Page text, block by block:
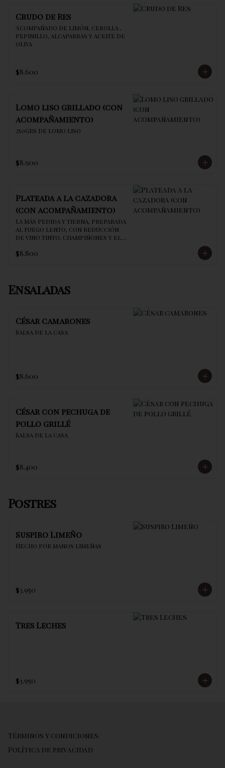
Crudo de Res
Acompañado de limón, cebolla ,
pepinillo, alcaparras y aceite de
oliva
$8.600
Lomo liso grillado (con
acompañamiento)
250grs de lomo liso
$8.900
Plateada a la cazadora
(con acompañamiento)
La más pedida y tierna, preparada
al fuego lento, con reducción
de vino tinto, champiñones y el
$8.800
Ensaladas
César camarones
Salsa de la casa
$8.600
César con pechuga de
pollo grillé
Salsa de la casa
$8.400
Postres
Suspiro Limeño
Hecho por manos limeñas
$3.950
Tres Leches
$3.950
Términos y condiciones
Política de privacidad